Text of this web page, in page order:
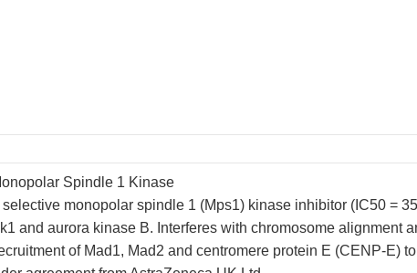
Spindle 1 Kinase
monopolar spindle 1 (Mps1) kinase inhibitor (IC50 =
and aurora kinase B. Interferes with chromosome alignment
of Mad1, Mad2 and centromere protein E (CENP-E)